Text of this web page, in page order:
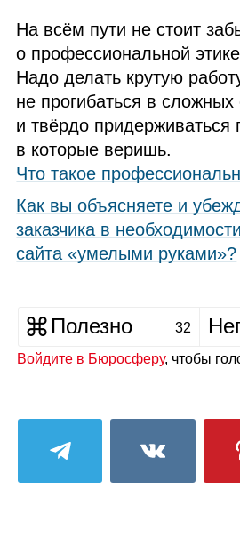
На всём пути не стоит
о профессиональной
Надо делать крутую
не прогибаться в сложных
и твёрдо придерживаться
в которые веришь.
Что такое
Как вы объясняете и
заказчика в
сайта «умелыми руками»?
Полезно 32
Войдите в Бюросферу, чтобы